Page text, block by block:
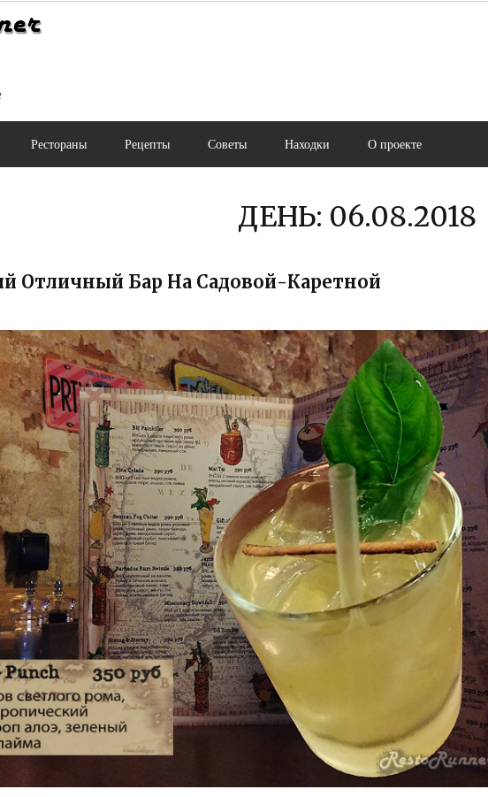
Рестораны Рецепты Советы Находки О проекте
ДЕНЬ: 06.08.2018
Отличный Бар На Садовой-Каретной